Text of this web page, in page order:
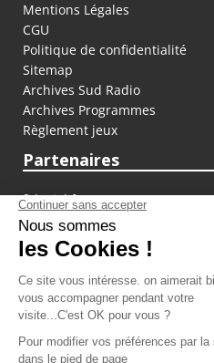
Mentions Légales
CGU
Politique de confidentialité
Sitemap
Archives Sud Radio
Archives Programmes
Règlement jeux
Partenaires
fiducial.fr
lyoncapitale.fr
olympique-et-lyonnais.com
L'application Iphone /
Téléchargez